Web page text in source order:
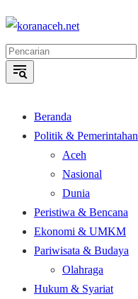
Langsung
konten
Beranda
Politik & Pemerintahan
Aceh
Nasional
Dunia
Peristiwa & Bencana
Ekonomi & UMKM
Pariwisata & Budaya
Olahraga
Hukum & Syariat